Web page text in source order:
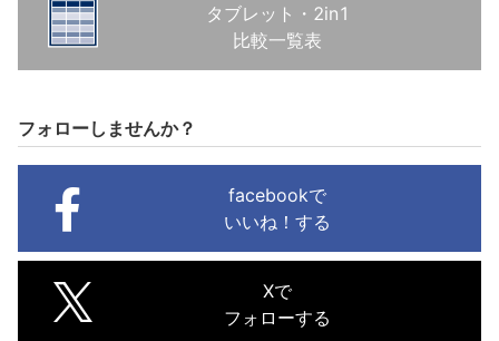
タブレット・2in1
比較一覧表
フォローしませんか？
facebookで
いいね！する
Xで
フォローする